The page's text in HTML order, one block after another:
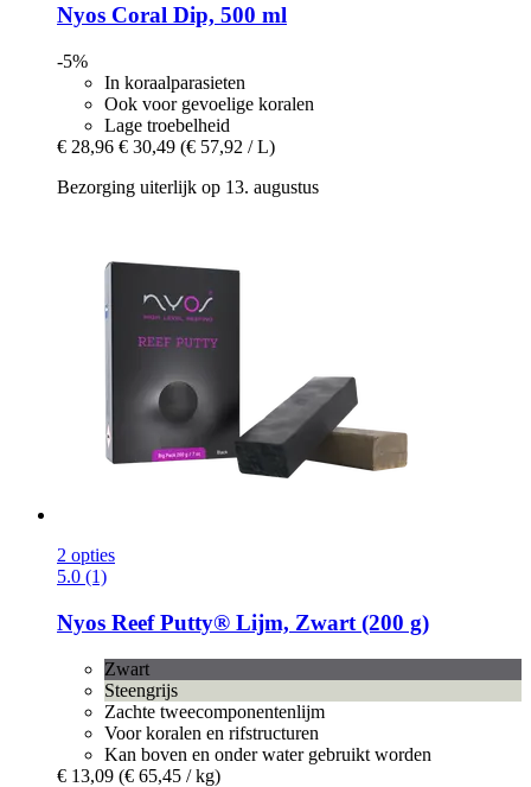
Nyos Coral Dip, 500 ml
-5%
In koraalparasieten
Ook voor gevoelige koralen
Lage troebelheid
€ 28,96 € 30,49 (€ 57,92 / L)
Bezorging uiterlijk op 13. augustus
2 opties
5.0 (1)
Nyos Reef Putty® Lijm, Zwart (200 g)
Zwart
Steengrijs
Zachte tweecomponentenlijm
Voor koralen en rifstructuren
Kan boven en onder water gebruikt worden
€ 13,09 (€ 65,45 / kg)